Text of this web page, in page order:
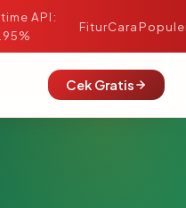
API:
FiturCara
Cek Gratis